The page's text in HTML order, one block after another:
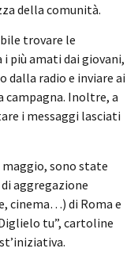
della comunità.
trovare le
più amati dai giovani,
dalla radio e inviare ai
campagna. Inoltre, a
i messaggi lasciati
maggio, sono state
aggregazione
cinema…) di Roma e
tu”, cartoline